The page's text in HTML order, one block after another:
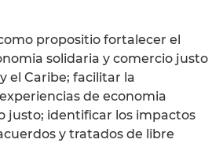
propositio fortalecer el
solidaria y comercio justo
el Caribe; facilitar la
de economia
justo; identificar los impactos
y tratados de libre